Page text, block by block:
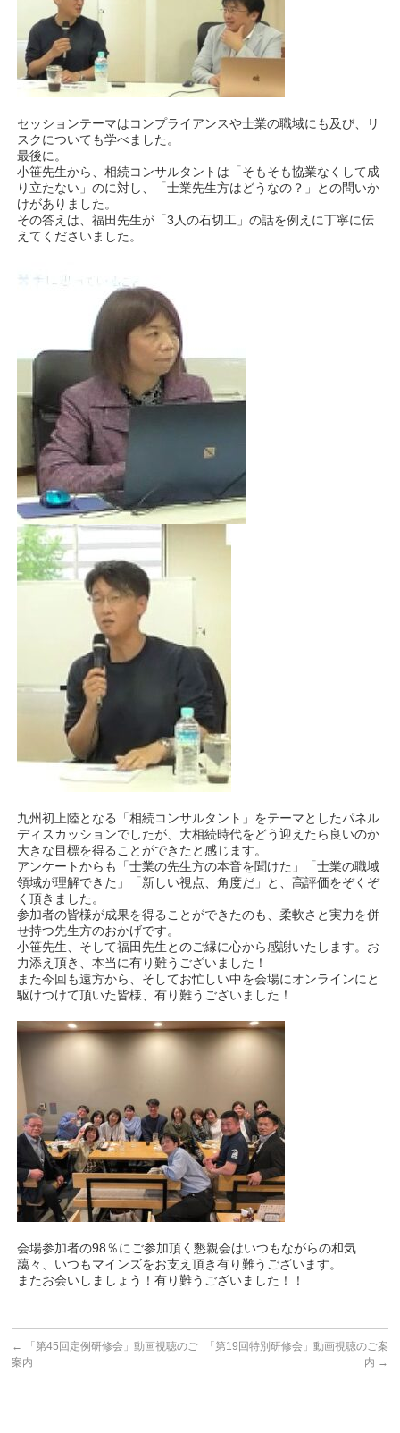
セッションテーマはコンプライアンスや士業の職域にも及び、リ
スクについても学べました。
最後に。
小笹先生から、相続コンサルタントは「そもそも協業なくして成
り立たない」のに対し、「士業先生方はどうなの？」との問いか
けがありました。
その答えは、福田先生が「3人の石切工」の話を例えに丁寧に伝
えてくださいました。
九州初上陸となる「相続コンサルタント」をテーマとしたパネル
ディスカッションでしたが、大相続時代をどう迎えたら良いのか
大きな目標を得ることができたと感じます。
アンケートからも「士業の先生方の本音を聞けた」「士業の職域
領域が理解できた」
「新しい視点、角度だ」と、高評価をぞくぞ
く頂きました。
参加者の皆様が成果を得ることができたのも、柔軟さと実力を併
せ持つ先生方のおかげです。
小笹先生、そして福田先生とのご縁に心から感謝いたします。お
力添え頂き、本当に有り難うございました！
また今回も遠方から、そしてお忙しい中を会場にオンラインにと
駆けつけて頂いた皆様、有り難うございました！
会場参加者の98％にご参加頂く懇親会はいつもながらの和気
藹々、 いつもマインズをお支え頂き有り難うございます。
またお会いしましょう！有り難うございました！！
←
「第45回定例研修会」動画視聴のご
案内
「第19回特別研修会」動画視聴のご案
内 →